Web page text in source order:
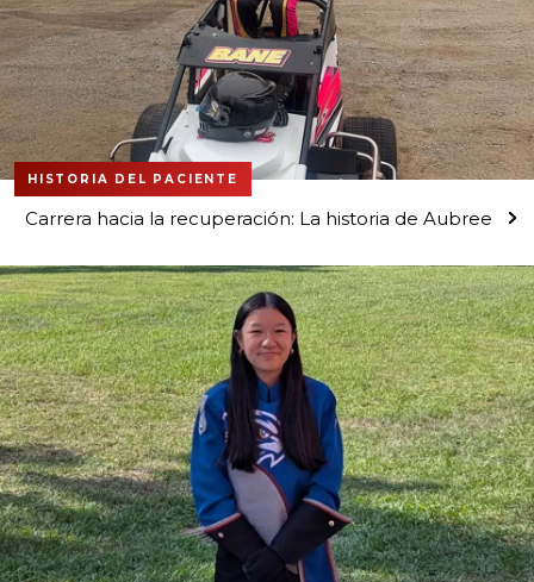
HISTORIA DEL PACIENTE
Carrera hacia la recuperación: La historia de Aubree